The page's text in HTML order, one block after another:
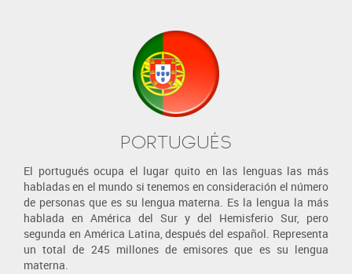
PORTUGUÉS
El portugués ocupa el lugar quito en las lenguas las más
habladas en el mundo si tenemos en consideración el número
de personas que es su lengua materna. Es la lengua la más
hablada en América del Sur y del Hemisferio Sur, pero
segunda en América Latina, después del español. Representa
un total de 245 millones de emisores que es su lengua
materna.